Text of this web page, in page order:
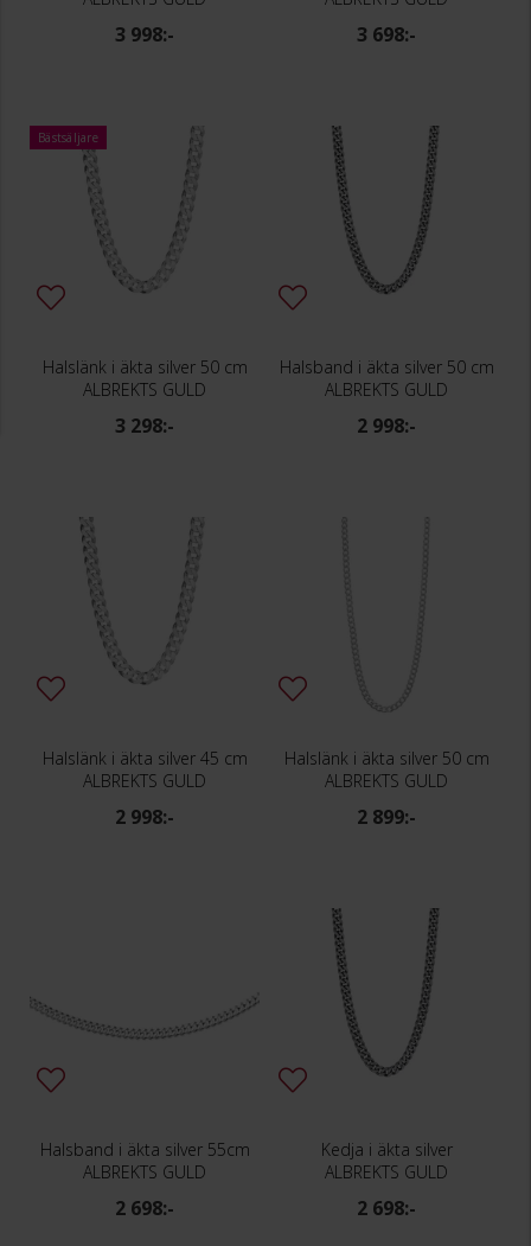
3 998:- 3 698:-
Bästsäljare
Halslänk i äkta silver 50 cm
ALBREKTS GULD
3 298:-
Halsband i äkta silver 50 cm
ALBREKTS GULD
2 998:-
Halslänk i äkta silver 45 cm
ALBREKTS GULD
2 998:-
Halslänk i äkta silver 50 cm
ALBREKTS GULD
2 899:-
Halsband i äkta silver 55cm
ALBREKTS GULD
2 698:-
Kedja i äkta silver
ALBREKTS GULD
2 698:-